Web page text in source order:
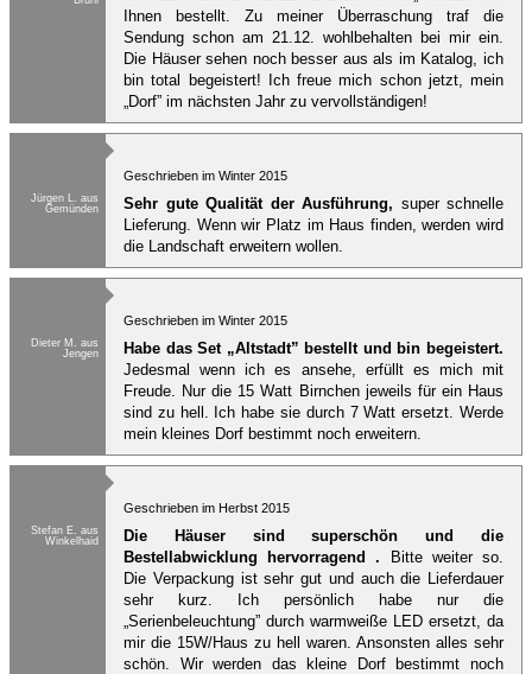
Ihnen bestellt. Zu meiner Überraschung traf die
Sendung schon am 21.12. wohlbehalten bei mir ein.
Die Häuser sehen noch besser aus als im Katalog, ich
bin total begeistert! Ich freue mich schon jetzt, mein
„Dorf” im nächsten Jahr zu vervollständigen!
Jürgen L. aus
Gemünden
Geschrieben im Winter 2015
Sehr gute Qualität der Ausführung, super schnelle
Lieferung. Wenn wir Platz im Haus finden, werden wird
die Landschaft erweitern wollen.
Dieter M. aus
Jengen
Geschrieben im Winter 2015
Habe das Set „Altstadt” bestellt und bin begeistert.
Jedesmal wenn ich es ansehe, erfüllt es mich mit
Freude. Nur die 15 Watt Birnchen jeweils für ein Haus
sind zu hell. Ich habe sie durch 7 Watt ersetzt. Werde
mein kleines Dorf bestimmt noch erweitern.
Stefan E. aus
Winkelhaid
Geschrieben im Herbst 2015
Die Häuser sind superschön und die
Bestellabwicklung hervorragend . Bitte weiter so.
Die Verpackung ist sehr gut und auch die Lieferdauer
sehr kurz. Ich persönlich habe nur die
„Serienbeleuchtung” durch warmweiße LED ersetzt, da
mir die 15W/Haus zu hell waren. Ansonsten alles sehr
schön. Wir werden das kleine Dorf bestimmt noch